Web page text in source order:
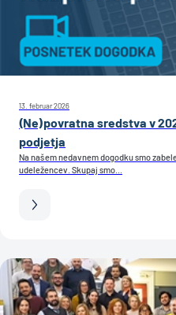
13. februar 2026
(Ne)povratna sredstva v
podjetja
Na našem nedavnem dogodku smo
udeležencev. Skupaj smo...